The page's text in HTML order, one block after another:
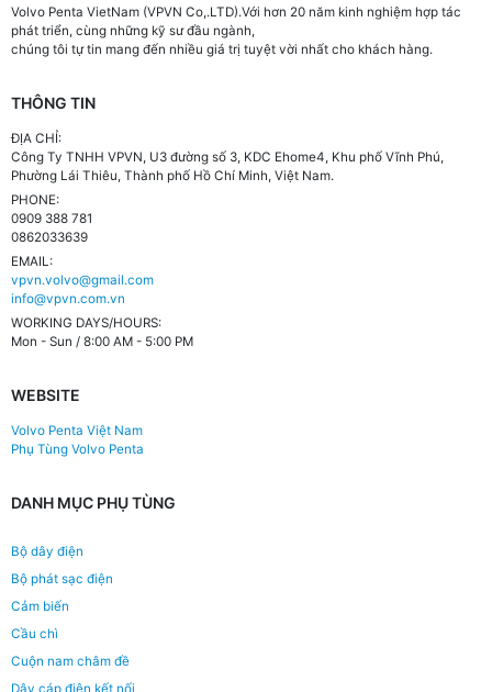
Volvo Penta VietNam (VPVN Co,.LTD).Với hơn 20 năm kinh nghiệm hợp tác
phát triển, cùng những kỹ sư đầu ngành,
chúng tôi tự tin mang đến nhiều giá trị tuyệt vời nhất cho khách hàng.
THÔNG TIN
ĐỊA CHỈ:
Công Ty TNHH VPVN, U3 đường số 3, KDC Ehome4, Khu phố Vĩnh Phú,
Phường Lái Thiêu, Thành phố Hồ Chí Minh, Việt Nam.
PHONE:
0909 388 781
0862033639
EMAIL:
vpvn.volvo@gmail.com
info@vpvn.com.vn
WORKING DAYS/HOURS:
Mon - Sun / 8:00 AM - 5:00 PM
WEBSITE
Volvo Penta Việt Nam
Phụ Tùng Volvo Penta
DANH MỤC PHỤ TÙNG
Bộ dây điện
Bộ phát sạc điện
Cảm biến
Cầu chì
Cuộn nam châm đề